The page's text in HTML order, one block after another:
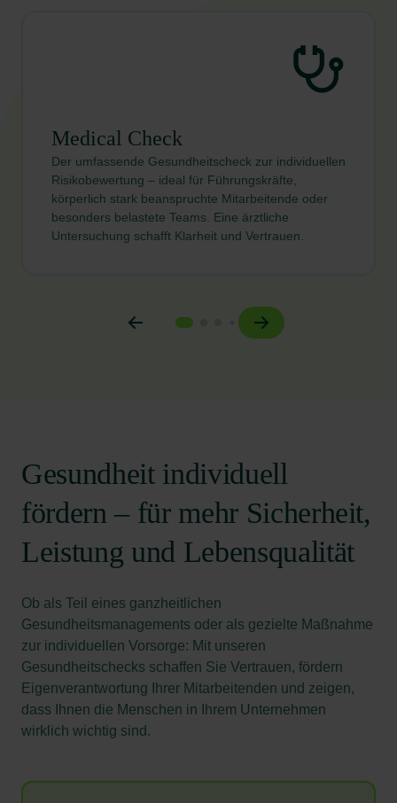
Medical Check
Der umfassende Gesundheitscheck zur individuellen
Risikobewertung – ideal für Führungskräfte,
körperlich stark beanspruchte Mitarbeitende oder
besonders belastete Teams. Eine ärztliche
Untersuchung schafft Klarheit und Vertrauen.
Gesundheit individuell
fördern – für mehr Sicherheit,
Leistung und Lebensqualität
Ob als Teil eines ganzheitlichen
Gesundheitsmanagements oder als gezielte Maßnahme
zur individuellen Vorsorge: Mit unseren
Gesundheitschecks schaffen Sie Vertrauen, fördern
Eigenverantwortung Ihrer Mitarbeitenden und zeigen,
dass Ihnen die Menschen in Ihrem Unternehmen
wirklich wichtig sind.